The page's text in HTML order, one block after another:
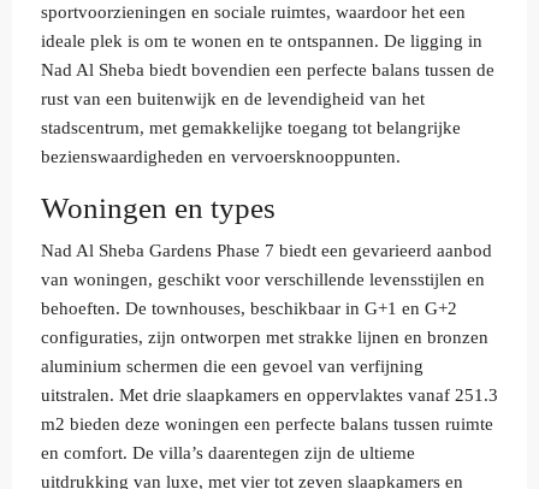
sportvoorzieningen en sociale ruimtes, waardoor het een
ideale plek is om te wonen en te ontspannen. De ligging in
Nad Al Sheba biedt bovendien een perfecte balans tussen de
rust van een buitenwijk en de levendigheid van het
stadscentrum, met gemakkelijke toegang tot belangrijke
bezienswaardigheden en vervoersknooppunten.
Woningen en types
Nad Al Sheba Gardens Phase 7 biedt een gevarieerd aanbod
van woningen, geschikt voor verschillende levensstijlen en
behoeften. De townhouses, beschikbaar in G+1 en G+2
configuraties, zijn ontworpen met strakke lijnen en bronzen
aluminium schermen die een gevoel van verfijning
uitstralen. Met drie slaapkamers en oppervlaktes vanaf 251.3
m2 bieden deze woningen een perfecte balans tussen ruimte
en comfort. De villa’s daarentegen zijn de ultieme
uitdrukking van luxe, met vier tot zeven slaapkamers en